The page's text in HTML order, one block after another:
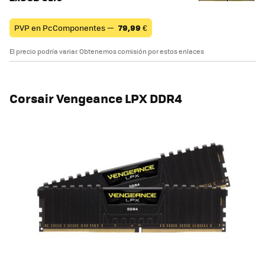
PVP en PcComponentes — 79,99 €
El precio podría variar. Obtenemos comisión por estos enlaces
Corsair Vengeance LPX DDR4